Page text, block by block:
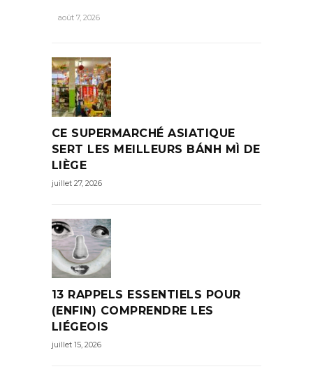
août 7, 2026
CE SUPERMARCHÉ ASIATIQUE
SERT LES MEILLEURS BÁNH MÌ DE
LIÈGE
juillet 27, 2026
13 RAPPELS ESSENTIELS POUR
(ENFIN) COMPRENDRE LES
LIÉGEOIS
juillet 15, 2026